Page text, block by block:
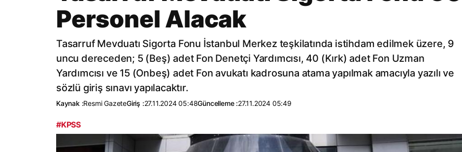
Personel Alacak
Tasarruf Mevduatı Sigorta Fonu İstanbul Merkez teşkilatında istihdam edilmek üzere, 9
uncu dereceden; 5 (Beş) adet Fon Denetçi Yardımcısı, 40 (Kırk) adet Fon Uzman
Yardımcısı ve 15 (Onbeş) adet Fon avukatı kadrosuna atama yapılmak amacıyla yazılı ve
sözlü giriş sınavı yapılacaktır.
Kaynak :Resmi GazeteGiriş :27.11.2024 05:48Güncelleme :27.11.2024 05:49
#KPSS